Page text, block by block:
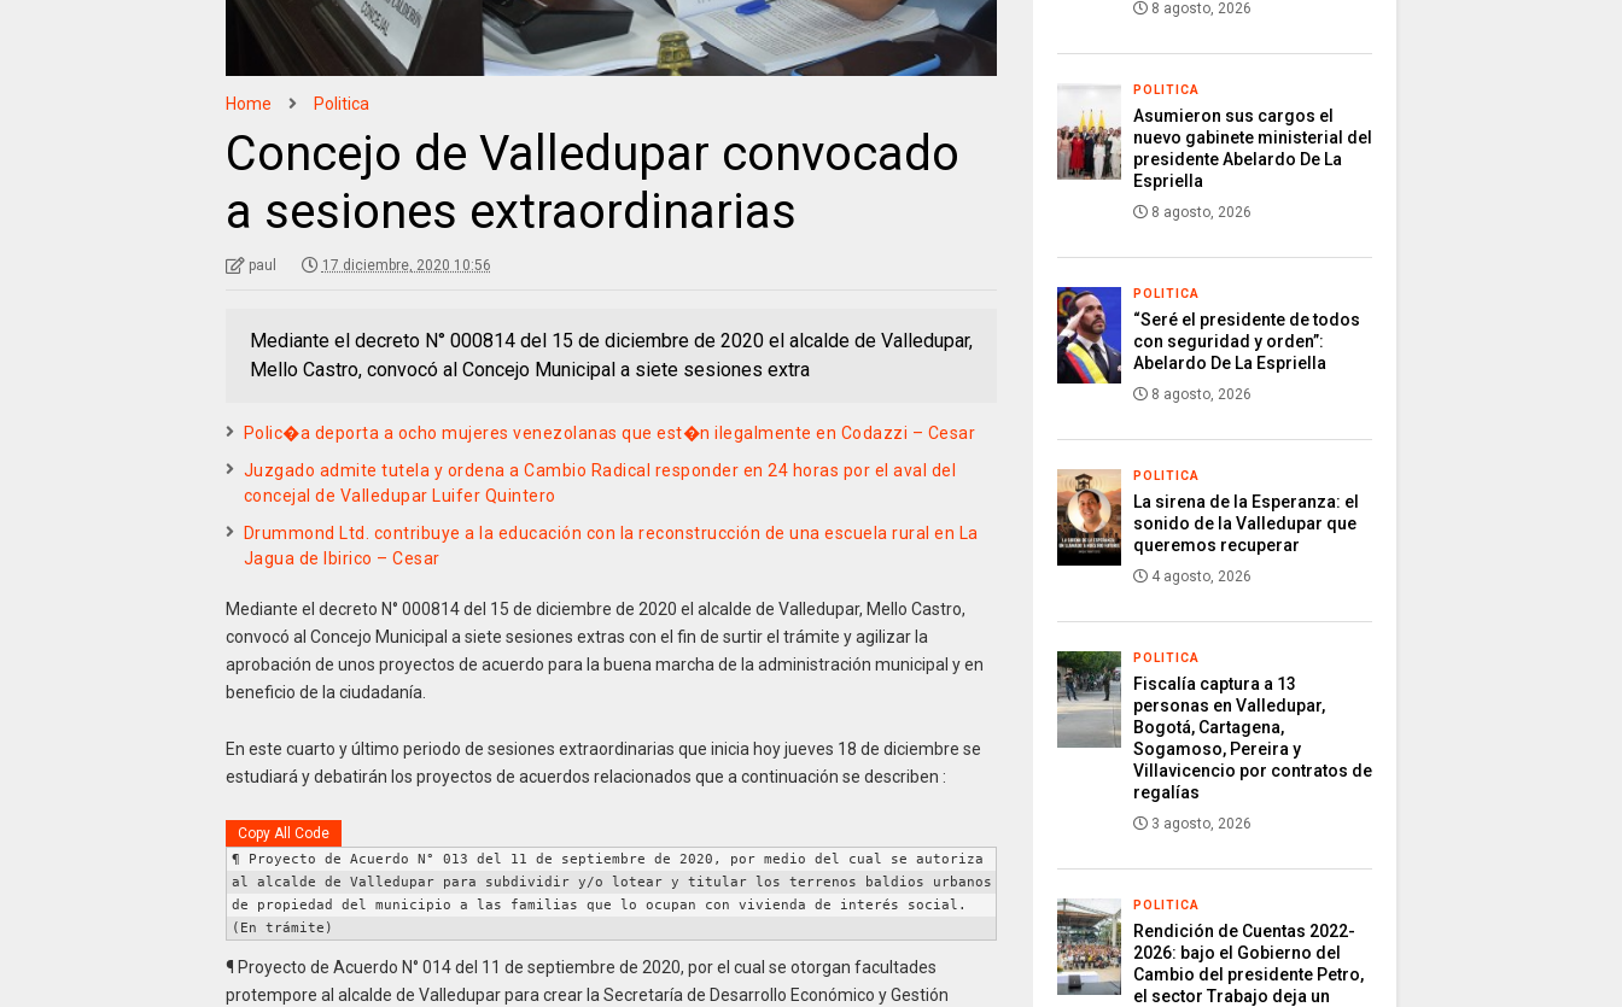
Home Politica
Concejo de Valledupar convocado
a sesiones extraordinarias
paul 17 diciembre, 2020 10:56
Mediante el decreto N° 000814 del 15 de diciembre de 2020 el alcalde de Valledupar,
Mello Castro, convocó al Concejo Municipal a siete sesiones extra
Polic�a deporta a ocho mujeres venezolanas que est�n ilegalmente en Codazzi – Cesar
Juzgado admite tutela y ordena a Cambio Radical responder en 24 horas por el aval del
concejal de Valledupar Luifer Quintero
Drummond Ltd. contribuye a la educación con la reconstrucción de una escuela rural en La
Jagua de Ibirico – Cesar
Mediante el decreto N° 000814 del 15 de diciembre de 2020 el alcalde de Valledupar, Mello Castro,
convocó al Concejo Municipal a siete sesiones extras con el fin de surtir el trámite y agilizar la
aprobación de unos proyectos de acuerdo para la buena marcha de la administración municipal y en
beneficio de la ciudadanía.
En este cuarto y último periodo de sesiones extraordinarias que inicia hoy jueves 18 de diciembre se
estudiará y debatirán los proyectos de acuerdos relacionados que a continuación se describen :
Copy All Code
¶ Proyecto de Acuerdo N° 013 del 11 de septiembre de 2020, por medio del cual se autoriza
al alcalde de Valledupar para subdividir y/o lotear y titular los terrenos baldios urbanos
de propiedad del municipio a las familias que lo ocupan con vivienda de interés social.
(En trámite)
¶ Proyecto de Acuerdo N° 014 del 11 de septiembre de 2020, por el cual se otorgan facultades
protempore al alcalde de Valledupar para crear la Secretaría de Desarrollo Económico y Gestión
8 agosto, 2026
POLITICA
Asumieron sus cargos el
nuevo gabinete ministerial del
presidente Abelardo De La
Espriella
8 agosto, 2026
POLITICA
“Seré el presidente de todos
con seguridad y orden”:
Abelardo De La Espriella
8 agosto, 2026
POLITICA
La sirena de la Esperanza: el
sonido de la Valledupar que
queremos recuperar
4 agosto, 2026
POLITICA
Fiscalía captura a 13
personas en Valledupar,
Bogotá, Cartagena,
Sogamoso, Pereira y
Villavicencio por contratos de
regalías
3 agosto, 2026
POLITICA
Rendición de Cuentas 2022-
2026: bajo el Gobierno del
Cambio del presidente Petro,
el sector Trabajo deja un